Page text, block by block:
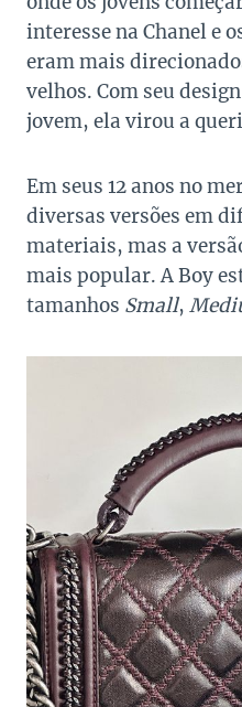
interesse na Chanel e
eram mais
velhos. Com seu
jovem, ela virou a
Em seus 12 anos no
diversas versões em
materiais, mas a
mais popular. A Boy
tamanhos Small,